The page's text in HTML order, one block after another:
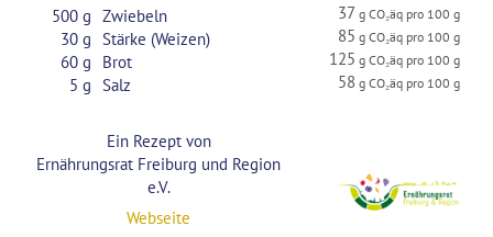
500 g Zwiebeln
37
30 g Stärke (Weizen)
85
60 g Brot
125
5 g Salz 58
Ein Rezept von
Ernährungsrat Freiburg und Region
e.V.
Webseite